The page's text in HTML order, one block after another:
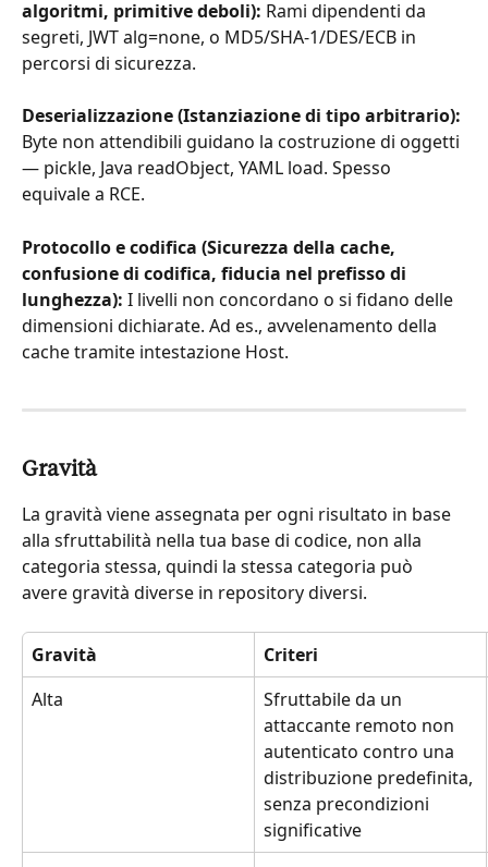
algoritmi, primitive deboli): Rami dipendenti da
segreti, JWT alg=none, o MD5/SHA-1/DES/ECB in
percorsi di sicurezza.
Deserializzazione (Istanziazione di tipo arbitrario):
Byte non attendibili guidano la costruzione di oggetti
— pickle, Java readObject, YAML load. Spesso
equivale a RCE.
Protocollo e codifica (Sicurezza della cache,
confusione di codifica, fiducia nel prefisso di
lunghezza): I livelli non concordano o si fidano delle
dimensioni dichiarate. Ad es., avvelenamento della
cache tramite intestazione Host.
Gravità
La gravità viene assegnata per ogni risultato in base
alla sfruttabilità nella tua base di codice, non alla
categoria stessa, quindi la stessa categoria può
avere gravità diverse in repository diversi.
Gravità
Criteri
Alta
Sfruttabile da un
attaccante remoto non
autenticato contro una
distribuzione predefinita,
senza precondizioni
significative